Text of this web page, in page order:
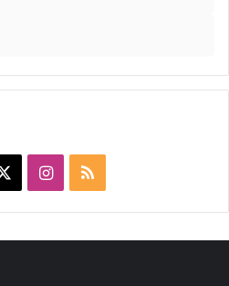
Instagram
RSS